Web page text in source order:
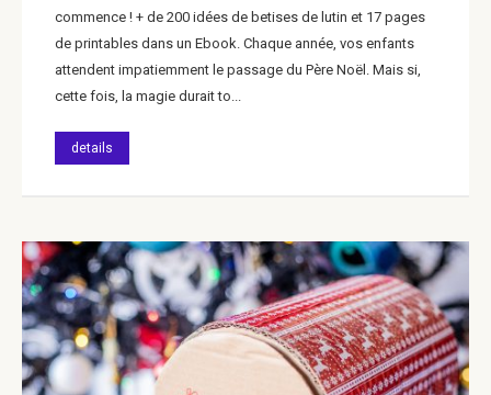
commence ! + de 200 idées de betises de lutin et 17 pages
de printables dans un Ebook. Chaque année, vos enfants
attendent impatiemment le passage du Père Noël. Mais si,
cette fois, la magie durait to...
details